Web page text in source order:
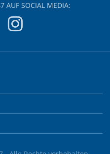
AUF SOCIAL MEDIA: